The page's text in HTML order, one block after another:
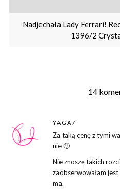
Nadjechała Lady Ferrari!
1396/2
14
YAGA7
Za taką cenę z tymi
nie 🙂
Nie znoszę takich
zaobserwowałam
ma.